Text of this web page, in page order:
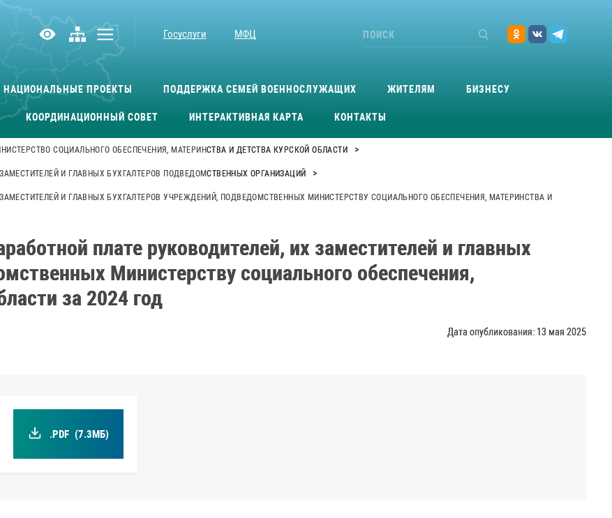
Госуслуги МФЦ
НАЦИОНАЛЬНЫЕ ПРОЕКТЫ ПОДДЕРЖКА СЕМЕЙ ВОЕННОСЛУЖАЩИХ ЖИТЕЛЯМ БИЗНЕСУ
КООРДИНАЦИОННЫЙ СОВЕТ ИНТЕРАКТИВНАЯ КАРТА КОНТАКТЫ
СОЦИАЛЬНОГО ОБЕСПЕЧЕНИЯ, МАТЕРИНСТВА И ДЕТСТВА КУРСКОЙ ОБЛАСТИ >
И ГЛАВНЫХ БУХГАЛТЕРОВ ПОДВЕДОМСТВЕННЫХ ОРГАНИЗАЦИЙ >
И ГЛАВНЫХ БУХГАЛТЕРОВ УЧРЕЖДЕНИЙ, ПОДВЕДОМСТВЕННЫХ МИНИСТЕРСТВУ СОЦИАЛЬНОГО ОБЕСПЕЧЕНИЯ, МАТЕРИНСТВА И
плате руководителей, их заместителей и главных
Министерству социального обеспечения,
за 2024 год
Дата опубликования: 13 мая 2025
.PDF (7.3МБ)